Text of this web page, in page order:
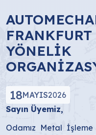
YÖNELİK
18MAYIS2026
Sayın Üyemiz,
Odamız Metal